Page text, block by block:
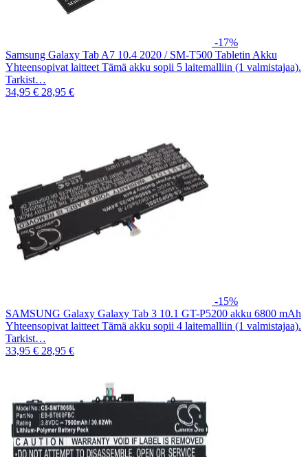
-17%
Samsung Galaxy Tab A7 10.4 2020 / SM-T500 Tabletin Akku
Yhteensopivat laitteet Tämä akku sopii 5 laitemalliin (1 valmistajaa).
Tarkist…
34,95 € 28,95 €
-15%
SAMSUNG Galaxy Galaxy Tab 3 10.1 GT-P5200 akku 6800 mAh
Yhteensopivat laitteet Tämä akku sopii 4 laitemalliin (1 valmistajaa).
Tarkist…
33,95 € 28,95 €